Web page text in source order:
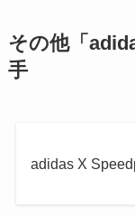
その他「
手
adidas X